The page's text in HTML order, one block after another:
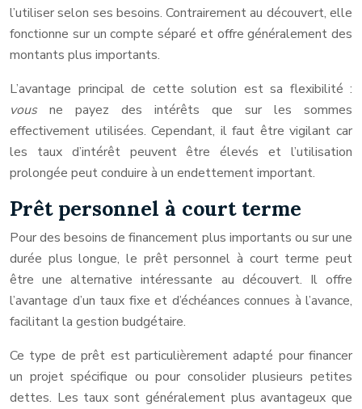
l’utiliser selon ses besoins. Contrairement au découvert, elle
fonctionne sur un compte séparé et offre généralement des
montants plus importants.
L’avantage principal de cette solution est sa flexibilité :
vous ne payez des intérêts que sur les sommes
effectivement utilisées. Cependant, il faut être vigilant car
les taux d’intérêt peuvent être élevés et l’utilisation
prolongée peut conduire à un endettement important.
Prêt personnel à court terme
Pour des besoins de financement plus importants ou sur une
durée plus longue, le prêt personnel à court terme peut
être une alternative intéressante au découvert. Il offre
l’avantage d’un taux fixe et d’échéances connues à l’avance,
facilitant la gestion budgétaire.
Ce type de prêt est particulièrement adapté pour financer
un projet spécifique ou pour consolider plusieurs petites
dettes. Les taux sont généralement plus avantageux que